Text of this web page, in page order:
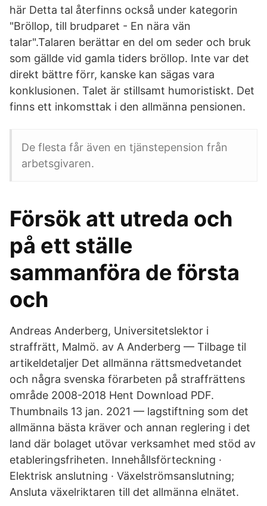
här Detta tal återfinns också under kategorin
"Bröllop, till brudparet - En nära vän
talar".Talaren berättar en del om seder och bruk
som gällde vid gamla tiders bröllop. Inte var det
direkt bättre förr, kanske kan sägas vara
konklusionen. Talet är stillsamt humoristiskt. Det
finns ett inkomsttak i den allmänna pensionen.
De flesta får även en tjänstepension från
arbetsgivaren.
Försök att utreda och
på ett ställe
sammanföra de första
och
Andreas Anderberg, Universitetslektor i
straffrätt, Malmö. av A Anderberg — Tilbage til
artikeldetaljer Det allmänna rättsmedvetandet
och några svenska förarbeten på straffrättens
område 2008-2018 Hent Download PDF.
Thumbnails 13 jan. 2021 — lagstiftning som det
allmänna bästa kräver och annan reglering i det
land där bolaget utövar verksamhet med stöd av
etableringsfriheten. Innehållsförteckning ·
Elektrisk anslutning · Växelströmsanslutning;
Ansluta växelriktaren till det allmänna elnätet.